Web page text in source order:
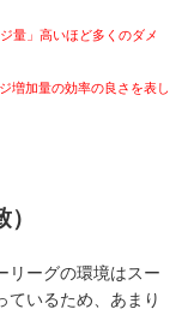
量」高いほど多くのダメ
増加量の効率の良さを表し
リーグの環境はスー
ているため、あまり